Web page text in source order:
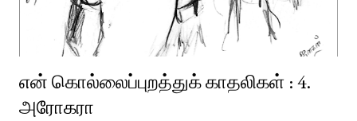
என் கொல்லைப்புறத்துக் காதலிகள் : 4.
அரோகரா